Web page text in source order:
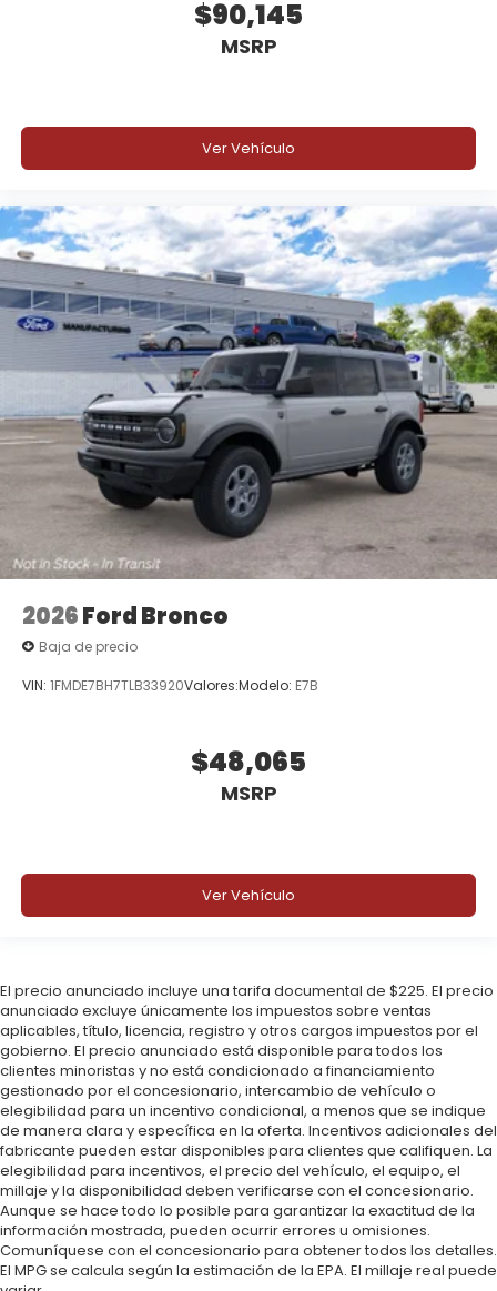
$90,145
MSRP
Ver Vehículo
2026Ford Bronco
Baja de precio
VIN: 1FMDE7BH7TLB33920Valores:Modelo: E7B
$48,065
MSRP
Ver Vehículo
El precio anunciado incluye una tarifa documental de $225. El precio
anunciado excluye únicamente los impuestos sobre ventas
aplicables, título, licencia, registro y otros cargos impuestos por el
gobierno. El precio anunciado está disponible para todos los
clientes minoristas y no está condicionado a financiamiento
gestionado por el concesionario, intercambio de vehículo o
elegibilidad para un incentivo condicional, a menos que se indique
de manera clara y específica en la oferta. Incentivos adicionales del
fabricante pueden estar disponibles para clientes que califiquen. La
elegibilidad para incentivos, el precio del vehículo, el equipo, el
millaje y la disponibilidad deben verificarse con el concesionario.
Aunque se hace todo lo posible para garantizar la exactitud de la
información mostrada, pueden ocurrir errores u omisiones.
Comuníquese con el concesionario para obtener todos los detalles.
El MPG se calcula según la estimación de la EPA. El millaje real puede